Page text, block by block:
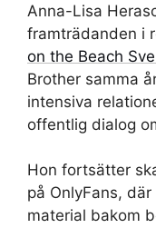
Anna-Lisa
framträdanden i
on the Beach
Brother samma
intensiva
offentlig dialog
Hon fortsätter
på OnlyFans,
material bakom